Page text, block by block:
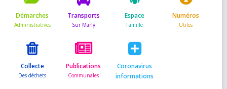
Démarches Transports Espace Numéros
Collecte Publications
Coronavirus
informations